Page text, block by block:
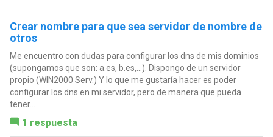
Crear nombre para que sea servidor de nombre de
otros
Me encuentro con dudas para configurar los dns de mis dominios
(supongamos que son: a.es, b.es,...). Dispongo de un servidor
propio (WIN2000 Serv.) Y lo que me gustaría hacer es poder
configurar los dns en mi servidor, pero de manera que pueda
tener...
1 respuesta